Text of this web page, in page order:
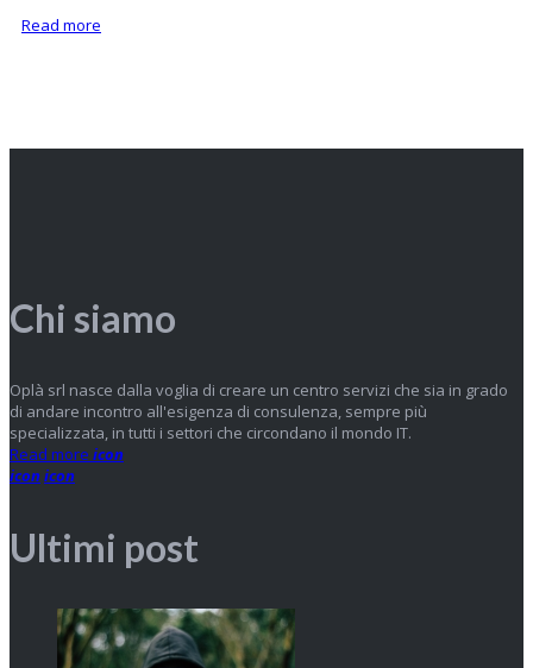
Read more
Chi siamo
Oplà srl nasce dalla voglia di creare un centro servizi che sia in grado
di andare incontro all'esigenza di consulenza, sempre più
specializzata, in tutti i settori che circondano il mondo IT.
Read more icon
iconicon
Ultimi post